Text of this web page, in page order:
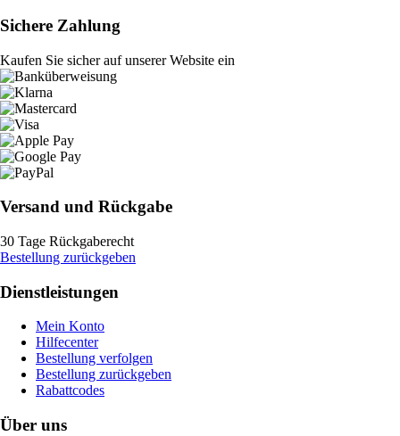
Sichere Zahlung
Kaufen Sie sicher auf unserer Website ein
Versand und Rückgabe
30 Tage Rückgaberecht
Bestellung zurückgeben
Dienstleistungen
Mein Konto
Hilfecenter
Bestellung verfolgen
Bestellung zurückgeben
Rabattcodes
Über uns